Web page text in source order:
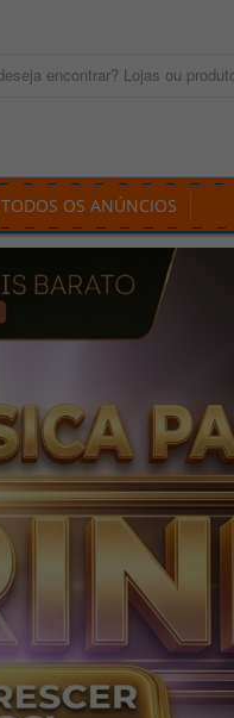
TODOS OS ANÚNCIOS